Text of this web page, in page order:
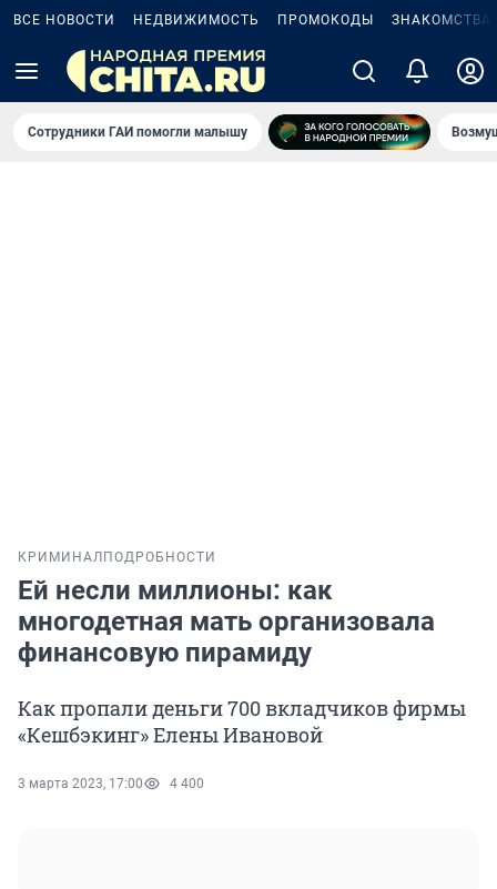
ВСЕ НОВОСТИ НЕДВИЖИМОСТЬ ПРОМОКОДЫ ЗНАКОМСТВА
Сотрудники ГАИ помогли малышу
КРИМИНАЛ ПОДРОБНОСТИ
Ей несли миллионы: как
многодетная мать организовала
финансовую пирамиду
Как пропали деньги 700 вкладчиков фирмы
«Кешбэкинг» Елены Ивановой
3 марта 2023, 17:00 4 400